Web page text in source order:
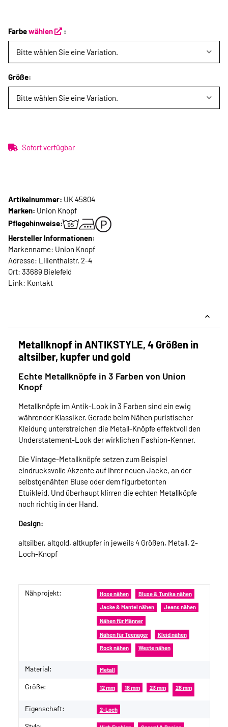
Farbewählen :
Bitte wählen Sie eine Variation.
Größe:
Bitte wählen Sie eine Variation.
Sofort verfügbar
Artikelnummer: UK 45804
Marken: Union Knopf
Pflegehinweise:
Hersteller Informationen:
Markenname: Union Knopf
Adresse: Lilienthalstr. 2-4
Ort: 33689 Bielefeld
Link: Kontakt
Metallknopf in ANTIKSTYLE, 4 Größen in
altsilber, kupfer und gold
Echte Metallknöpfe in 3 Farben von Union
Knopf
Metallknöpfe im Antik-Look in 3 Farben sind ein ewig
währender Klassiker. Gerade beim Nähen puristischer
Kleidung unterstreichen die Metall-Knöpfe effektvoll den
Understatement-Look der wirklichen Fashion-Kenner.
Die Vintage-Metallknöpfe setzen zum Beispiel
eindrucksvolle Akzente auf Ihrer neuen Jacke, an der
selbstgenähten Bluse oder dem figurbetonten
Etuikleid. Und überhaupt klirren die echten Metallköpfe
noch richtig in der Hand.
Design:
altsilber, altgold, altkupfer in jeweils 4 Größen, Metall, 2-
Loch-Knopf
Produkteigenschaft
Wert
Nähprojekt: Hose nähen Bluse & Tunika nähen
Jacke & Mantel nähen Jeans nähen
Nähen für Männer
Nähen für Teenager Kleid nähen
Rock nähen Weste nähen
Material: Metall
Größe: 12 mm 18 mm 23 mm 28 mm
Eigenschaft: 2-Loch